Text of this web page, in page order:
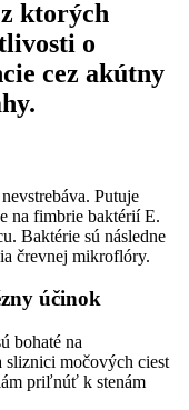
ktorých
o
cez akútny
Putuje
na fimbrie baktérií E.
Baktérie sú následne
črevnej mikroflóry.
účinok
bohaté na
močových ciest
priľnúť k stenám